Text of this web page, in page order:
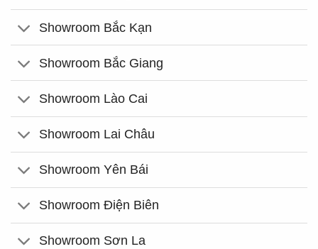
Showroom Bắc Kạn
Showroom Bắc Giang
Showroom Lào Cai
Showroom Lai Châu
Showroom Yên Bái
Showroom Điện Biên
Showroom Sơn La